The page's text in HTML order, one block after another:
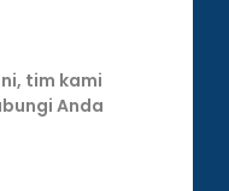
tim kami
Anda